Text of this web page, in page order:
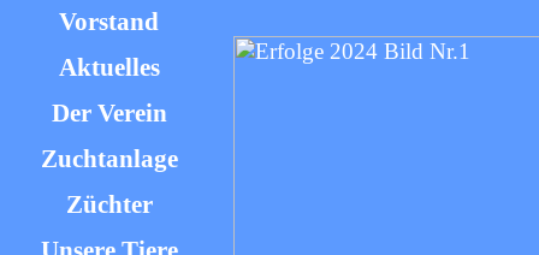
Vorstand
Aktuelles
Der Verein
Zuchtanlage
Züchter